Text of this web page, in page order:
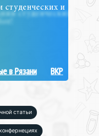
и
в Рязани ВКР
статьи